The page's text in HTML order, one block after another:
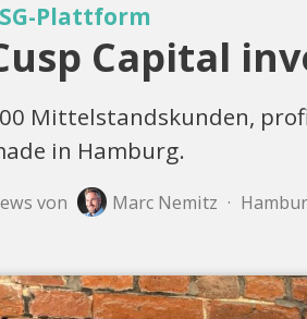
Plattform
Capital
Mittelstandskunden,
in Hamburg.
von Marc Nemitz ·